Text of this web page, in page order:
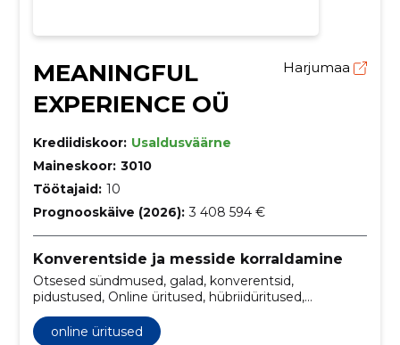
MEANINGFUL
EXPERIENCE OÜ
Harjumaa
Krediidiskoor: Usaldusväärne
Maineskoor: 3010
Töötajaid: 10
Prognooskäive (2026): 3 408 594 €
Konverentside ja messide korraldamine
Otsesed sündmused, galad, konverentsid,
pidustused, Online üritused, hübriidüritused,
agentuur, elava ürituse korraldamine, ürituste
online üritused